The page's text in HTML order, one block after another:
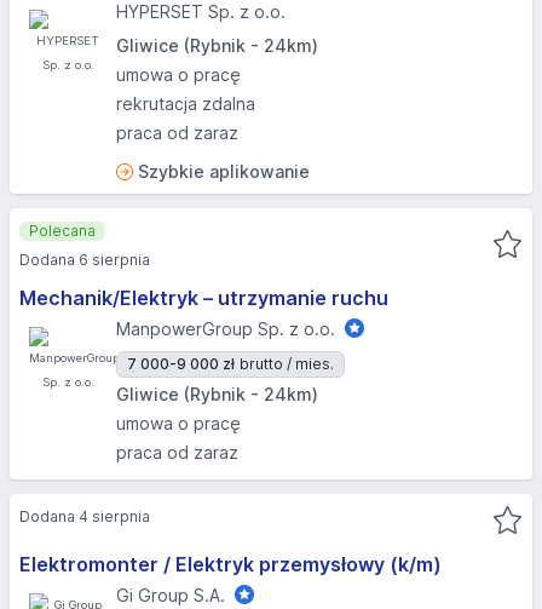
HYPERSET Sp. z o.o.
Gliwice (Rybnik - 24km)
umowa o pracę
rekrutacja zdalna
praca od zaraz
Szybkie aplikowanie
Mechanik/Elektryk – utrzymanie ruchu
ManpowerGroup Sp. z o.o.
7 000-9 000 zł brutto / mies.
Gliwice (Rybnik - 24km)
umowa o pracę
praca od zaraz
Polecana
Dodana 6 sierpnia
Elektromonter / Elektryk przemysłowy (k/m)
Gi Group S.A.
Dodana 4 sierpnia